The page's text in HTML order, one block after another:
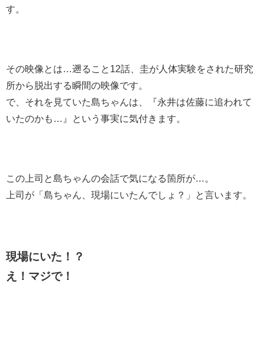
す。
その映像とは…遡ること12話、圭が人体実験をされた研究
所から脱出する瞬間の映像です。
で、それを見ていた島ちゃんは、『永井は佐藤に追われて
いたのかも…』という事実に気付きます。
この上司と島ちゃんの会話で気になる箇所が…。
上司が「島ちゃん、現場にいたんでしょ？」と言います。
現場にいた！？
え！マジで！